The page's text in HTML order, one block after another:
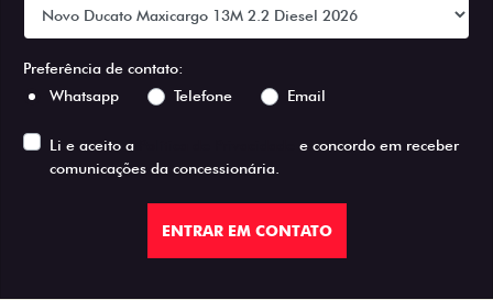
Preferência de contato:
Whatsapp
Telefone Email
Li e aceito a
e concordo em receber
comunicações da concessionária.
ENTRAR EM CONTATO